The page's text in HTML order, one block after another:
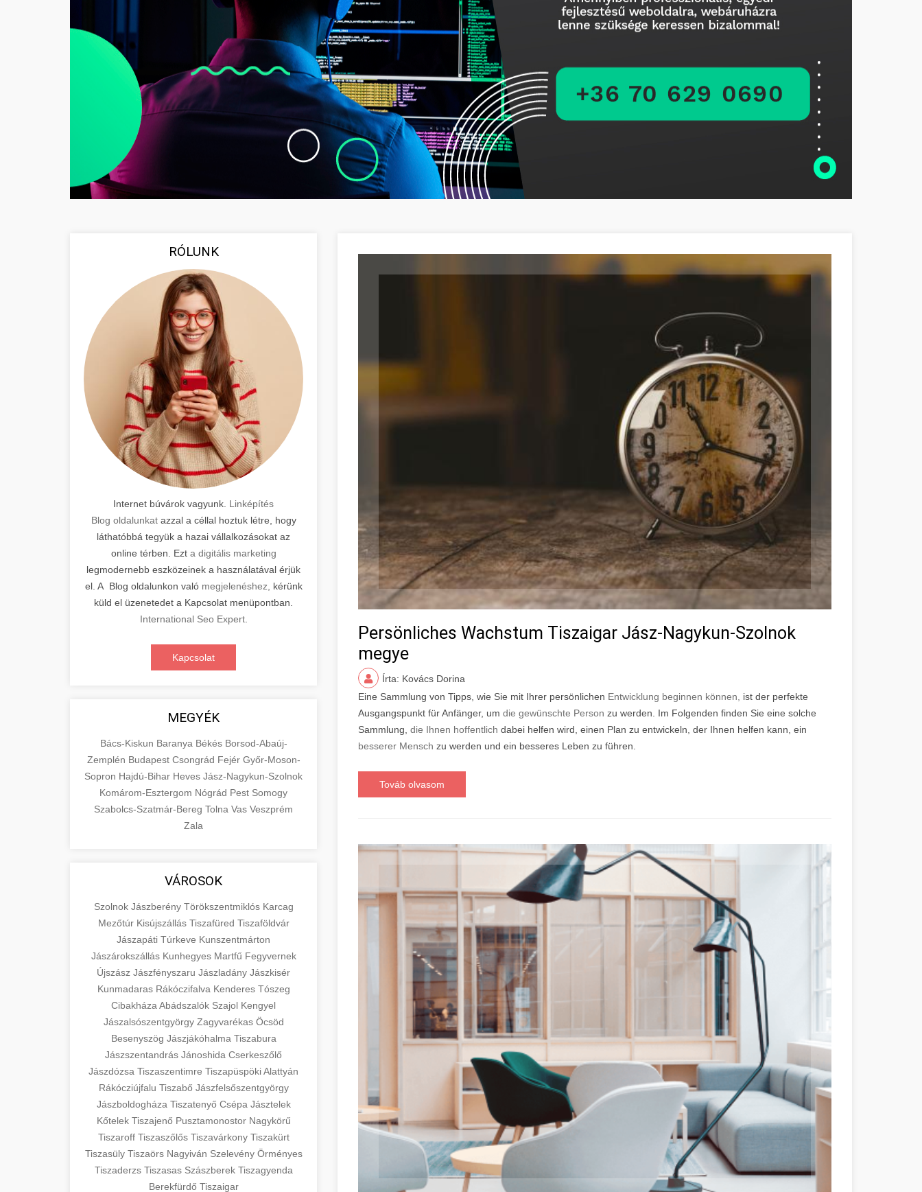
RÓLUNK
Internet búvárok vagyunk. Linképítés
Blog oldalunkatazzal a céllal hoztuk létre, hogy
láthatóbbá tegyük a hazai vállalkozásokat az
online térben. Ezt a digitális marketing
legmodernebb eszközeinek a használatával érjük
el. A Blog oldalunkon való megjelenéshez,
kérünk
küld el üzenetedet a Kapcsolat menüpontban.
International Seo Expert.
Kapcsolat
MEGYÉK
Bács-Kiskun Baranya Békés Borsod-Abaúj-
Zemplén Budapest Csongrád Fejér Győr-Moson-
Sopron Hajdú-Bihar Heves Jász-Nagykun-Szolnok
Komárom-Esztergom Nógrád Pest Somogy
Szabolcs-Szatmár-Bereg Tolna Vas Veszprém
Zala
VÁROSOK
Szolnok Jászberény Törökszentmiklós Karcag
Mezőtúr Kisújszállás Tiszafüred Tiszaföldvár
Jászapáti Túrkeve Kunszentmárton
Jászárokszállás Kunhegyes Martfű Fegyvernek
Újszász Jászfényszaru Jászladány Jászkisér
Kunmadaras Rákóczifalva Kenderes Tószeg
Cibakháza Abádszalók Szajol Kengyel
Jászalsószentgyörgy Zagyvarékas Öcsöd
Besenyszög Jászjákóhalma Tiszabura
Jászszentandrás Jánoshida Cserkeszőlő
Jászdózsa Tiszaszentimre TiszapüspökiAlattyán
Rákócziújfalu Tiszabő Jászfelsőszentgyörgy
Jászboldogháza Tiszatenyő Csépa Jásztelek
Kőtelek Tiszajenő Pusztamonostor Nagykörű
Tiszaroff Tiszaszőlős Tiszavárkony Tiszakürt
Tiszasüly Tiszaörs Nagyiván Szelevény Örményes
Tiszaderzs Tiszasas Szászberek Tiszagyenda
Berekfürdő Tiszaigar
Persönliches Wachstum Tiszaigar Jász-Nagykun-Szolnok
megye
Írta: Kovács Dorina
Eine Sammlung von Tipps, wie Sie mit Ihrer persönlichen Entwicklung beginnen können,
ist der perfekte
Ausgangspunkt für Anfänger, um die gewünschte Person zu werden. Im Folgenden finden Sie eine solche
Sammlung, die Ihnen hoffentlich dabei helfen wird, einen Plan zu entwickeln, der Ihnen helfen kann, ein
besserer Mensch zu werden und ein besseres Leben zu führen.
Továb olvasom